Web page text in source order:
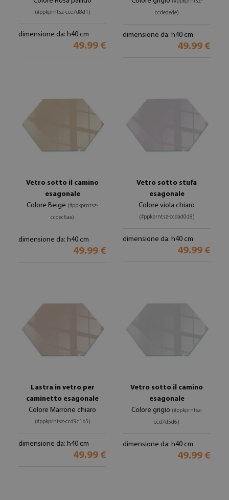
(#ppkprntsz-cce7d8d1)
dimensione da: h40 cm
49.99 €
(#ppkprntsz-
ccdedede)
dimensione da: h40 cm
49.99 €
Vetro sotto il camino
esagonale
Colore Beige (#ppkprntsz-
ccdec6aa)
dimensione da: h40 cm
49.99 €
Vetro sotto stufa
esagonale
Colore viola chiaro
(#ppkprntsz-ccdad0d8)
dimensione da: h40 cm
49.99 €
Lastra in vetro per
caminetto esagonale
Colore Marrone chiaro
(#ppkprntsz-ccd9c1b5)
dimensione da: h40 cm
49.99 €
Vetro sotto il camino
esagonale
Colore grigio (#ppkprntsz-
ccd7d5d6)
dimensione da: h40 cm
49.99 €